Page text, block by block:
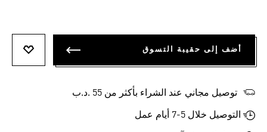
أضف إلى حقيبة التسوق
توصيل مجاني عند الشراء بأكثر من 55 .د.ب‎
التوصيل خلال 5-7 أيام عمل